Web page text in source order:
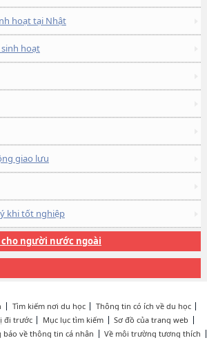
hoạt tại Nhật
hoạt
giao lưu
khi tốt nghiệp
người nước ngoài
Tìm kiếm nơi du học
Thông tin có ích về du học
đi trước
Mục lục tìm kiếm
Sơ đồ của trang web
báo về thông tin cá nhân Về môi trường tương thích